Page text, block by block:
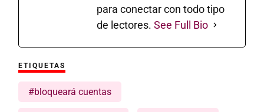
para conectar con todo tipo
de lectores. See Full Bio
ETIQUETAS
#bloqueará cuentas